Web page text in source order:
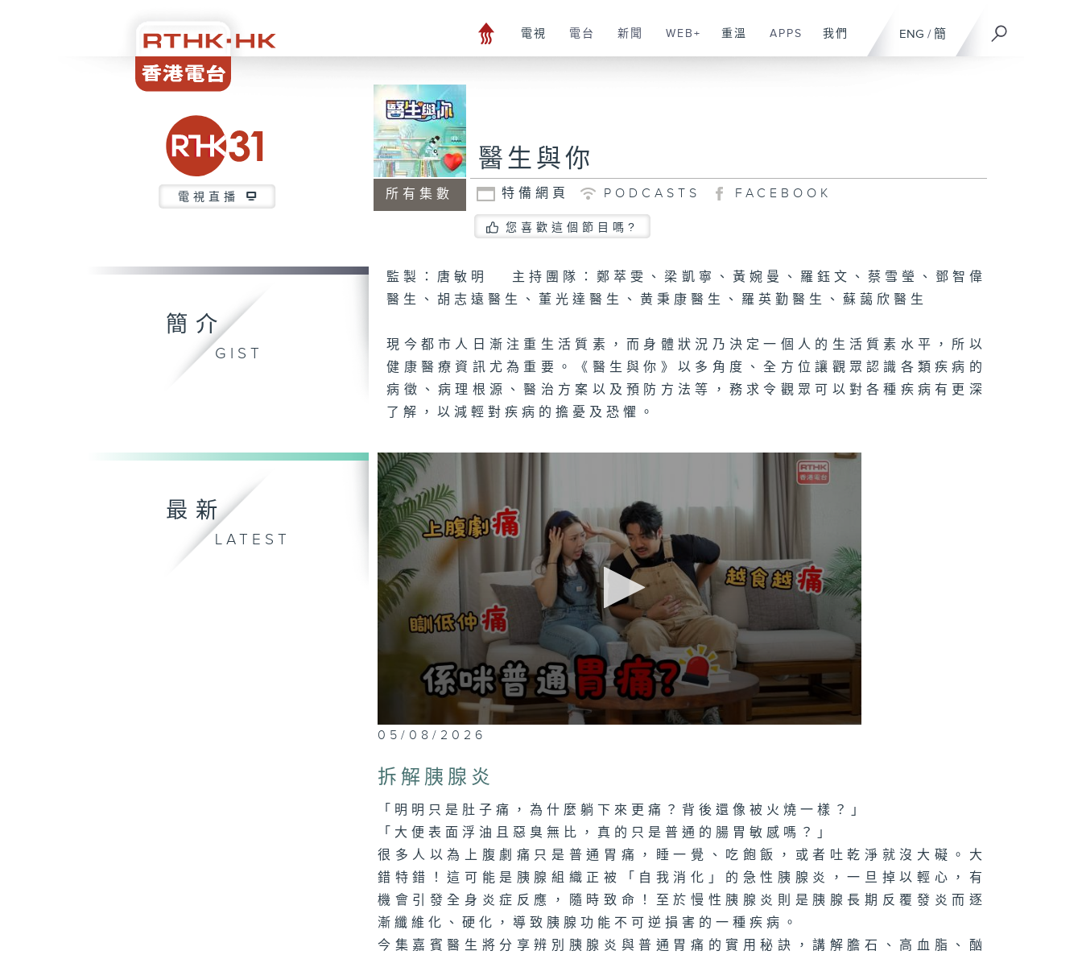
ENG / 簡
電視 電台 新聞 WEB+ 重溫 APPS 我們
電視直播 所有集數
醫生與你
特備網頁 PODCASTS FACEBOOK
您喜歡這個節目嗎?
簡介
GIST
監製：唐敏明 主持團隊：鄭萃雯、梁凱寧、黃婉曼、羅鈺文、蔡雪瑩、鄧智偉
醫生、胡志遠醫生、董光達醫生、黄秉康醫生、羅英勤醫生、蘇藹欣醫生
現今都市人日漸注重生活質素，而身體狀況乃決定一個人的生活質素水平，所以
健康醫療資訊尤為重要。《醫生與你》以多角度、全方位讓觀眾認識各類疾病的
病徵、病理根源、醫治方案以及預防方法等，務求令觀眾可以對各種疾病有更深
了解，以減輕對疾病的擔憂及恐懼。
最新
LATEST
0
seconds
24
minutes,
secondsVolume
90%
05/08/2026
拆解胰腺炎
「明明只是肚子痛，為什麼躺下來更痛？背後還像被火燒一樣？」
「大便表面浮油且惡臭無比，真的只是普通的腸胃敏感嗎？」
很多人以為上腹劇痛只是普通胃痛，睡一覺、吃飽飯，或者吐乾淨就沒大礙。大
錯特錯！這可能是胰腺組織正被「自我消化」的急性胰腺炎，一旦掉以輕心，有
機會引發全身炎症反應，隨時致命！至於慢性胰腺炎則是胰腺長期反覆發炎而逐
漸纖維化、硬化，導致胰腺功能不可逆損害的一種疾病。
今集嘉賓醫生將分享辨別胰腺炎與普通胃痛的實用秘訣，講解膽石、高血脂、酗